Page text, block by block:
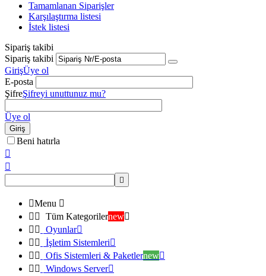
Tamamlanan Siparişler
Karşılaştırma listesi
İstek listesi
Sipariş takibi
Sipariş takibi
GirişÜye ol
E-posta
ŞifreŞifreyi unuttunuz mu?
Üye ol
Giriş
Beni hatırla



Menu 
  Tüm Kategorilernew
  Oyunlar
  İşletim Sistemleri
  Ofis Sistemleri & Paketlernew
  Windows Server